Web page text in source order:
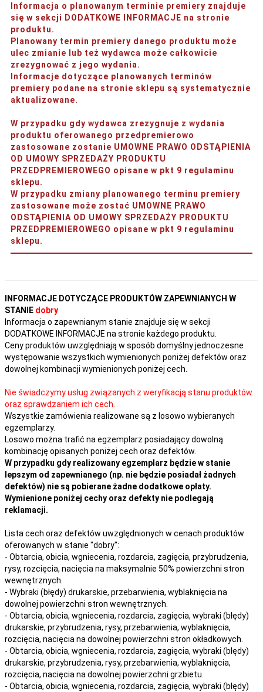
Informacja o planowanym terminie premiery znajduje
się w sekcji DODATKOWE INFORMACJE na stronie
produktu.
Planowany termin premiery danego produktu może
ulec zmianie lub też wydawca może całkowicie
zrezygnować z jego wydania.
Informacje dotyczące planowanych terminów
premiery podane na stronie sklepu są systematycznie
aktualizowane.
W przypadku gdy wydawca zrezygnuje z wydania
produktu oferowanego przedpremierowo
zastosowane zostanie UMOWNE PRAWO ODSTĄPIENIA
OD UMOWY SPRZEDAŻY PRODUKTU
PRZEDPREMIEROWEGO opisane w pkt 9 regulaminu
sklepu.
W przypadku zmiany planowanego terminu premiery
zastosowane może zostać UMOWNE PRAWO
ODSTĄPIENIA OD UMOWY SPRZEDAŻY PRODUKTU
PRZEDPREMIEROWEGO opisane w pkt 9 regulaminu
sklepu.
INFORMACJE DOTYCZĄCE PRODUKTÓW ZAPEWNIANYCH W
STANIE dobry
Informacja o zapewnianym stanie znajduje się w sekcji
DODATKOWE INFORMACJE na stronie każdego produktu.
Ceny produktów uwzględniają w sposób domyślny jednoczesne
występowanie wszystkich wymienionych poniżej defektów oraz
dowolnej kombinacji wymienionych poniżej cech.
Nie świadczymy usług związanych z weryfikacją stanu produktów
oraz sprawdzaniem ich cech.
Wszystkie zamówienia realizowane są z losowo wybieranych
egzemplarzy.
Losowo można trafić na egzemplarz posiadający dowolną
kombinację opisanych poniżej cech oraz defektów.
W przypadku gdy realizowany egzemplarz będzie w stanie
lepszym od zapewnianego (np. nie będzie posiadał żadnych
defektów) nie są pobierane żadne dodatkowe opłaty.
Wymienione poniżej cechy oraz defekty nie podlegają
reklamacji.
Lista cech oraz defektów uwzględnionych w cenach produktów
oferowanych w stanie "dobry":
- Obtarcia, obicia, wgniecenia, rozdarcia, zagięcia, przybrudzenia,
rysy, rozcięcia, nacięcia na maksymalnie 50% powierzchni stron
wewnętrznych.
- Wybraki (błędy) drukarskie, przebarwienia, wyblaknięcia na
dowolnej powierzchni stron wewnętrznych.
- Obtarcia, obicia, wgniecenia, rozdarcia, zagięcia, wybraki (błędy)
drukarskie, przybrudzenia, rysy, przebarwienia, wyblaknięcia,
rozcięcia, nacięcia na dowolnej powierzchni stron okładkowych.
- Obtarcia, obicia, wgniecenia, rozdarcia, zagięcia, wybraki (błędy)
drukarskie, przybrudzenia, rysy, przebarwienia, wyblaknięcia,
rozcięcia, nacięcia na dowolnej powierzchni grzbietu.
- Obtarcia, obicia, wgniecenia, rozdarcia, zagięcia, wybraki (błędy)